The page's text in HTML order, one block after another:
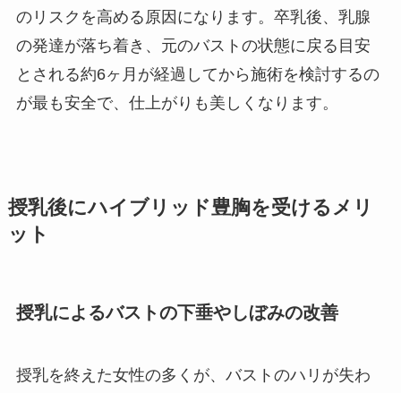
のリスクを高める原因になります。卒乳後、乳腺
の発達が落ち着き、元のバストの状態に戻る目安
とされる約6ヶ月が経過してから施術を検討するの
が最も安全で、仕上がりも美しくなります。
授乳後にハイブリッド豊胸を受けるメリ
ット
授乳によるバストの下垂やしぼみの改善
授乳を終えた女性の多くが、バストのハリが失わ